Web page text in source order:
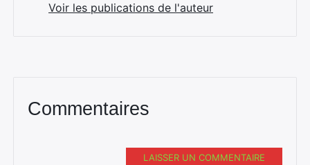
Voir les publications de l'auteur
Commentaires
LAISSER UN COMMENTAIRE